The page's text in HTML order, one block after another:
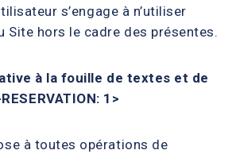
s’engage à n’utiliser
Site hors le cadre des présentes.
à la fouille de textes et de
1>
à toutes opérations de